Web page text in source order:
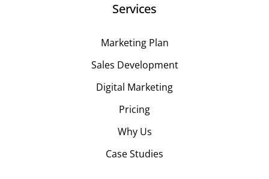
Services
Marketing Plan
Sales Development
Digital Marketing
Pricing
Why Us
Case Studies